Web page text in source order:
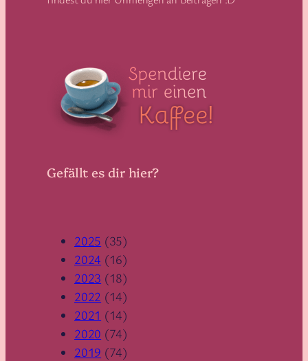
Gefällt es dir hier?
2025 (35)
2024 (16)
2023 (18)
2022 (14)
2021 (14)
2020 (74)
2019 (74)